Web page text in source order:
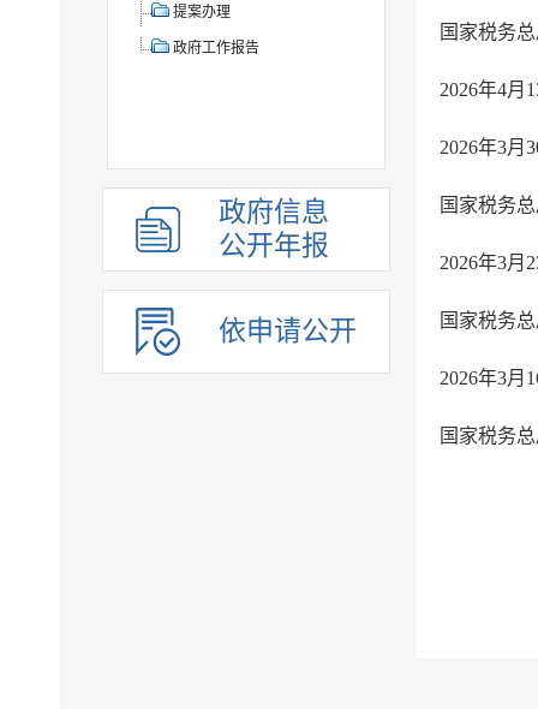
提案办理
政府工作报告
政府信息
公开年报
依申请公开
国家税务
2026年4月
2026年3月
国家税务
2026年3月
2026年3月
国家税务